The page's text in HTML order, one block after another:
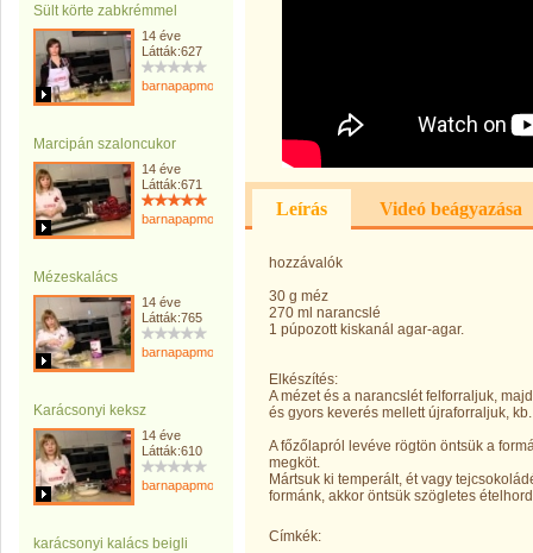
Sült körte zabkrémmel
14 éve
Látták:627
barnapapmonika
Marcipán szaloncukor
14 éve
Látták:671
barnapapmonika
Mézeskalács
14 éve
Látták:765
barnapapmonika
Karácsonyi keksz
14 éve
Látták:610
barnapapmonika
karácsonyi kalács beigli
Leírás Videó beágyazása
hozzávalók
30 g méz
270 ml narancslé
1 púpozott kiskanál agar-agar.
Elkészítés:
A mézet és a narancslét felforraljuk,
és gyors keverés mellett újraforraljuk,
A főzőlapról levéve rögtön öntsük a
megköt.
Mártsuk ki temperált, ét vagy
formánk, akkor öntsük szögletes
Címkék: